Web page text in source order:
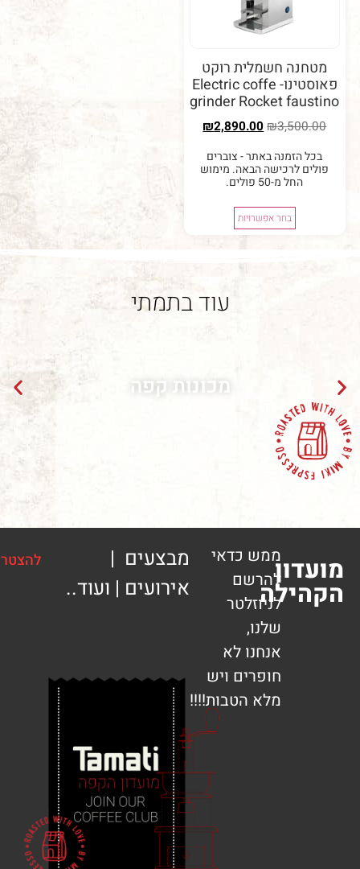
חשמלית רוקט
פאוסטינו- Electric coffe
grinder Rocket
₪
₪2,890.00
הזמנה באתר - צוברים
לרכישה הבאה. מימוש
בחר אפשרויות
עוד בתמתי
מכונות קפה
ממש כדאי
להרשם
לניוזלטר
אנחנו לא
חופרים ויש
מלא הטבות!!!!
מבצעים |
אירועים | ועוד..
להצטרפות